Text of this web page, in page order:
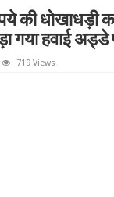
की धोखाधड़ी
गया हवाई अड्डे
719 Views